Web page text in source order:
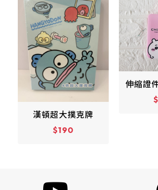
漢頓超大撲克牌
$190
伸縮證